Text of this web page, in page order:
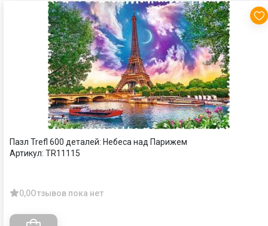
Пазл Trefl 600 деталей: Небеса над Парижем
Артикул: TR11115
0,0Отзывов пока нет